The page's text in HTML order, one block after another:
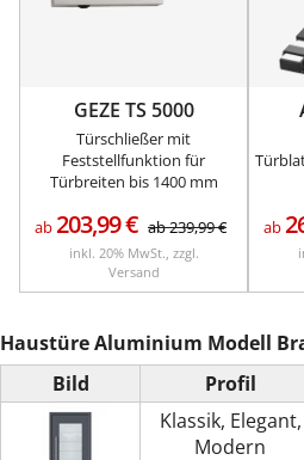
GEZE TS 5000
Türschließer mit
Feststellfunktion für
Türbreiten bis 1400 mm
ab203,99€ ab239,99€
inkl. 20% MwSt., zzgl.
Versand
ab
Haustüre Aluminium Modell
Bild
Profil
Klassik, Elegant,
Modern